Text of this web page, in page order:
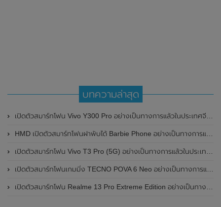
บทความล่าสุด
เปิดตัวสมาร์ทโฟน Vivo Y300 Pro อย่างเป็นทางการแล้วในประเทศจีน มาพร้อมดีไซน์พรีเมี่ยม ทนทาน และแบตเตอรี่สุดอึดขนาดใหญ่ 6,500mAh พร้อมรองรับการชาร์จไว 80W
HMD เปิดตัวสมาร์ทโฟนฝาพับได้ Barbie Phone อย่างเป็นทางการแล้ว มาพร้อมธีมสีชมพูสดใส
เปิดตัวสมาร์ทโฟน Vivo T3 Pro (5G) อย่างเป็นทางการแล้วในประเทศอินเดีย
เปิดตัวสมาร์ทโฟนเกมมิ่ง TECNO POVA 6 Neo อย่างเป็นทางการแล้วในประเทศไทย ในราคา 8,499 บาท
เปิดตัวสมาร์ทโฟน Realme 13 Pro Extreme Edition อย่างเป็นทางการแล้วในประเทศจีน